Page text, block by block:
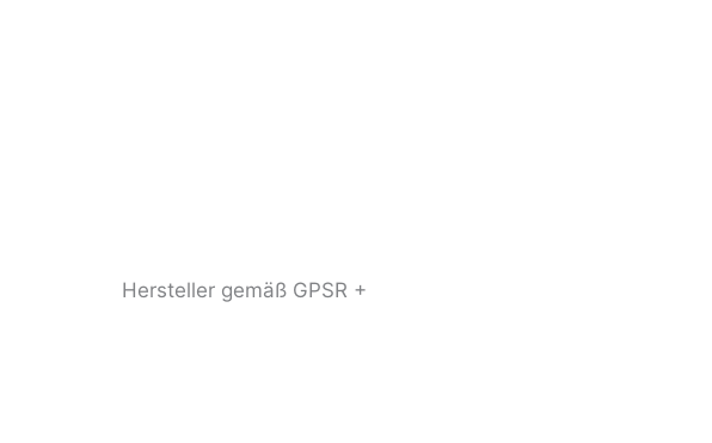
Hersteller gemäß GPSR +